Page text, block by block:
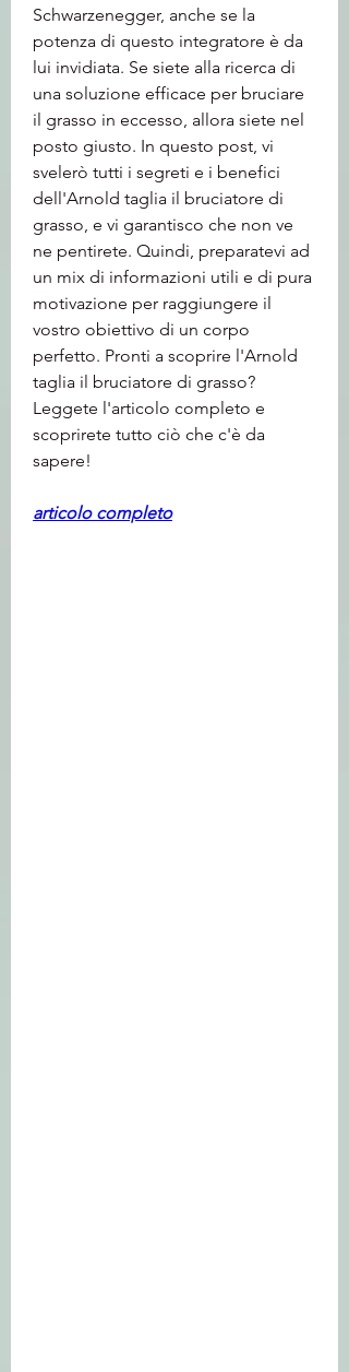
Schwarzenegger, anche se la
potenza di questo integratore è da
lui invidiata. Se siete alla ricerca di
una soluzione efficace per bruciare
il grasso in eccesso, allora siete nel
posto giusto. In questo post, vi
svelerò tutti i segreti e i benefici
dell'Arnold taglia il bruciatore di
grasso, e vi garantisco che non ve
ne pentirete. Quindi, preparatevi ad
un mix di informazioni utili e di pura
motivazione per raggiungere il
vostro obiettivo di un corpo
perfetto. Pronti a scoprire l'Arnold
taglia il bruciatore di grasso?
Leggete l'articolo completo e
scoprirete tutto ciò che c'è da
sapere!
articolo completo